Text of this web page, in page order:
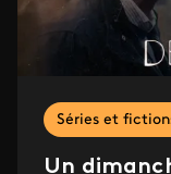
Séries et
Un